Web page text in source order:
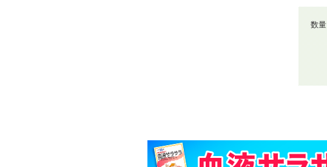
数量